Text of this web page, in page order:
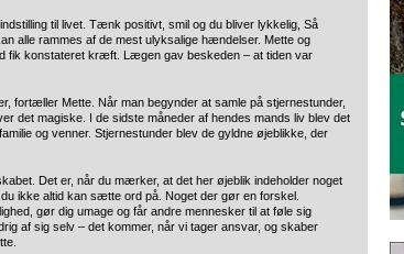
til livet. Tænk positivt, smil og du bliver lykkelig, Så
alle rammes af de mest ulyksalige hændelser. Mette og
fik konstateret kræft. Lægen gav beskeden – at tiden var
fortæller Mette. Når man begynder at samle på stjernestunder,
det magiske. I de sidste måneder af hendes mands liv blev det
og venner. Stjernestunder blev de gyldne øjeblikke, der
Det er, når du mærker, at det her øjeblik indeholder noget
ikke altid kan sætte ord på. Noget der gør en forskel.
gør dig umage og får andre mennesker til at føle sig
af sig selv – det kommer, når vi tager ansvar, og skaber